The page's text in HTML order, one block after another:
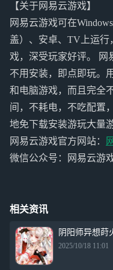
【关于网易云游戏】
网易云游戏可在
盖）、安卓、TV上运
戏，深受玩家好评。 网
不用安装，即点即玩。
和电脑游戏，而且完全
间，不耗电，不吃配置
地免下载安装游玩大量游
网易云游戏官方网站：
微信公众号：网易云游
相关资讯
阴阳师异想莳
2025/10/18 11:01